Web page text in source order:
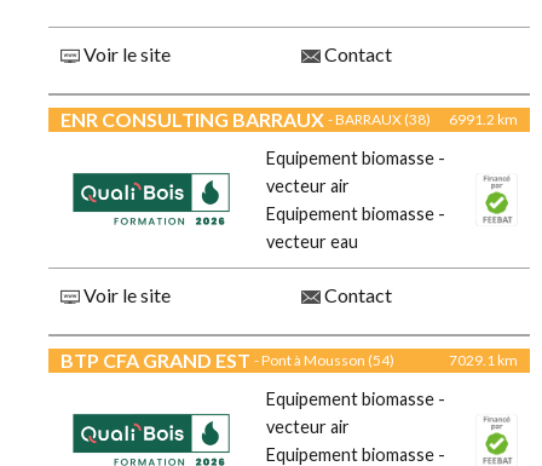
Voir le site Contact
ENR CONSULTING BARRAUX - BARRAUX (38) 6991.2 km
Equipement biomasse -
vecteur air
Equipement biomasse -
vecteur eau
Voir le site Contact
BTP CFA GRAND EST - Pont à Mousson (54) 7029.1 km
Equipement biomasse -
vecteur air
Equipement biomasse -